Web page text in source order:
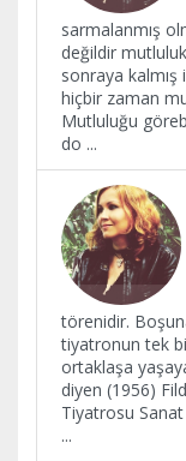
sarmalanmış
değildir
sonraya
hiçbir zaman
Mutluluğu
do ...
törenidir.
tiyatronun tek
ortaklaşa
diyen (1956)
Tiyatrosu
...